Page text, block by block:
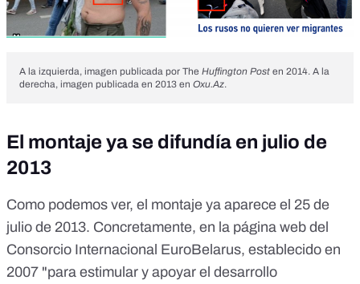
A la izquierda, imagen publicada por The Huffington Post en 2014. A la
derecha, imagen publicada en 2013 en Oxu.Az.
El montaje ya se difundía en julio de
2013
Como podemos ver, el montaje ya aparece el 25 de
julio de 2013. Concretamente, en la página web del
Consorcio Internacional EuroBelarus, establecido en
2007 "para estimular y apoyar el desarrollo